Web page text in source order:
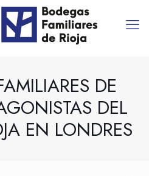
DE
DEL
EN LONDRES